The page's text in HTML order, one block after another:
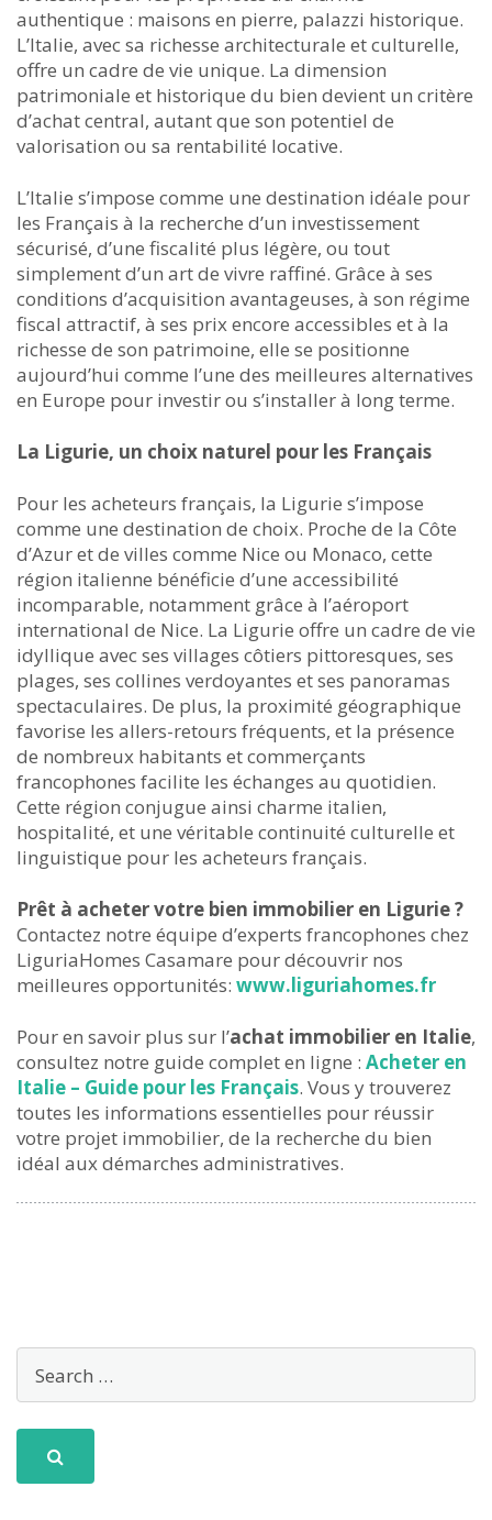
authentique : maisons en pierre, palazzi historique.
L’Italie, avec sa richesse architecturale et culturelle,
offre un cadre de vie unique. La dimension
patrimoniale et historique du bien devient un critère
d’achat central, autant que son potentiel de
valorisation ou sa rentabilité locative.
L’Italie s’impose comme une destination idéale pour
les Français à la recherche d’un investissement
sécurisé, d’une fiscalité plus légère, ou tout
simplement d’un art de vivre raffiné. Grâce à ses
conditions d’acquisition avantageuses, à son régime
fiscal attractif, à ses prix encore accessibles et à la
richesse de son patrimoine, elle se positionne
aujourd’hui comme l’une des meilleures alternatives
en Europe pour investir ou s’installer à long terme.
La Ligurie, un choix naturel pour les Français
Pour les acheteurs français, la Ligurie s’impose
comme une destination de choix. Proche de la Côte
d’Azur et de villes comme Nice ou Monaco, cette
région italienne bénéficie d’une accessibilité
incomparable, notamment grâce à l’aéroport
international de Nice. La Ligurie offre un cadre de vie
idyllique avec ses villages côtiers pittoresques, ses
plages, ses collines verdoyantes et ses panoramas
spectaculaires. De plus, la proximité géographique
favorise les allers-retours fréquents, et la présence
de nombreux habitants et commerçants
francophones facilite les échanges au quotidien.
Cette région conjugue ainsi charme italien,
hospitalité, et une véritable continuité culturelle et
linguistique pour les acheteurs français.
Prêt à acheter votre bien immobilier en Ligurie ?
Contactez notre équipe d’experts francophones chez
LiguriaHomes Casamare pour découvrir nos
meilleures opportunités: www.liguriahomes.fr
Pour en savoir plus sur l’achat immobilier en Italie,
consultez notre guide complet en ligne : Acheter en
Italie – Guide pour les Français. Vous y trouverez
toutes les informations essentielles pour réussir
votre projet immobilier, de la recherche du bien
idéal aux démarches administratives.